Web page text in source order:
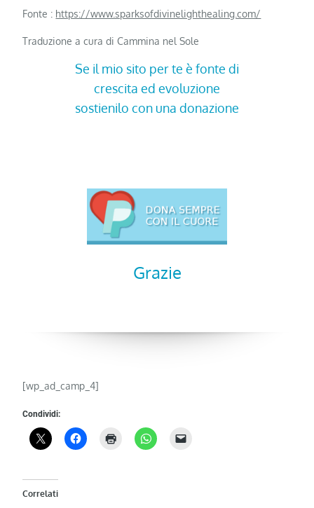
Fonte : https://www.sparksofdivinelighthealing.com/
Traduzione a cura di Cammina nel Sole
Se il mio sito per te è fonte di
crescita ed evoluzione
sostienilo con una donazione
Grazie
[wp_ad_camp_4]
Condividi:
Correlati